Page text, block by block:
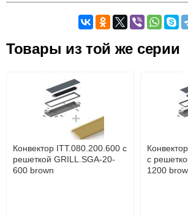
Оставьте отзыв
Доставка сантехники по Москве и
Наличный расчёт
Банковской картой на сайте в
времени
Банковской картой при получении
доставке, так и самовывозом
Интернет-деньгами (Yandex-
Qiwi-кошельки и другие).
Безналичный расчёт (возможно и
Товары из той же серии
Конвектор ITT.080.200.600 с
решеткой GRILL.SGA-20-
600 brown
с
1200